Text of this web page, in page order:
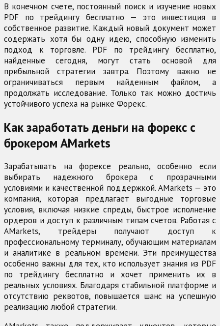
В конечном счете, постоянный поиск и изучение новых
PDF по трейдингу бесплатно — это инвестиция в
собственное развитие. Каждый новый документ может
содержать хотя бы одну идею, способную изменить
подход к торговле. PDF по трейдингу бесплатно,
найденные сегодня, могут стать основой для
прибыльной стратегии завтра. Поэтому важно не
ограничиваться первым найденным файлом, а
продолжать исследование. Только так можно достичь
устойчивого успеха на рынке Форекс.
Как заработать деньги на форекс с
брокером AMarkets
Зарабатывать на форексе реально, особенно если
выбирать надежного брокера с прозрачными
условиями и качественной поддержкой. AMarkets — это
компания, которая предлагает выгодные торговые
условия, включая низкие спреды, быстрое исполнение
ордеров и доступ к различным типам счетов. Работая с
AMarkets, трейдеры получают доступ к
профессиональному терминалу, обучающим материалам
и аналитике в реальном времени. Эти преимущества
особенно важны для тех, кто использует знания из PDF
по трейдингу бесплатно и хочет применить их в
реальных условиях. Благодаря стабильной платформе и
отсутствию реквотов, повышается шанс на успешную
реализацию любой стратегии.